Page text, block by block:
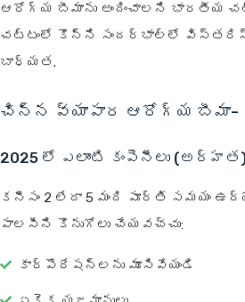
ఆరోగ్య బీమాను అందించాలని భారతీయ
చట్టంలో కొన్ని సందర్భాల్లో
బాధ్యత.
చిన్న వ్యాపార ఆరోగ్య బీమా-
2025 లో ఎలాంటి కంపెనీలు
కనీసం 2 లేదా 5 మంది పూర్తి సమయం
పాలసీని కొనుగోలు చేయవచ్చు:
కార్పొరేషన్లను మూసివేయండి